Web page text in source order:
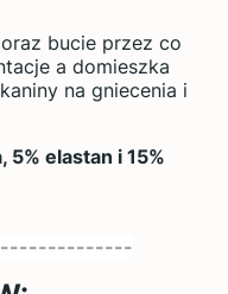
bucie przez co
a domieszka
na gniecenia i
5% elastan i 15%